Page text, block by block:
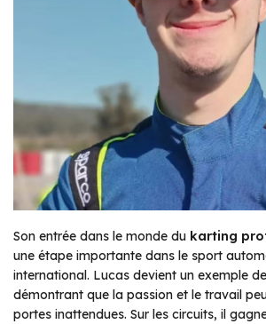
Son entrée dans le monde du karting
une étape importante dans le sport
international. Lucas devient un exemple
démontrant que la passion et le travail
portes inattendues. Sur les circuits, il